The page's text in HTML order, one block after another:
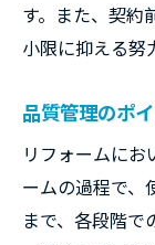
す。また、契約
小限に抑える努
品質管理のポ
リフォームにお
ームの過程で、
まで、各段階で